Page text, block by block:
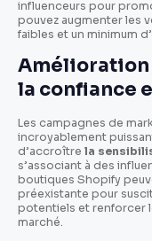
influenceurs pour
pouvez augmenter les
faibles et un minimum
la confiance
Les campagnes de
incroyablement
d’accroître la
s’associant à des
boutiques Shopify
préexistante pour
potentiels et renforcer
marché.